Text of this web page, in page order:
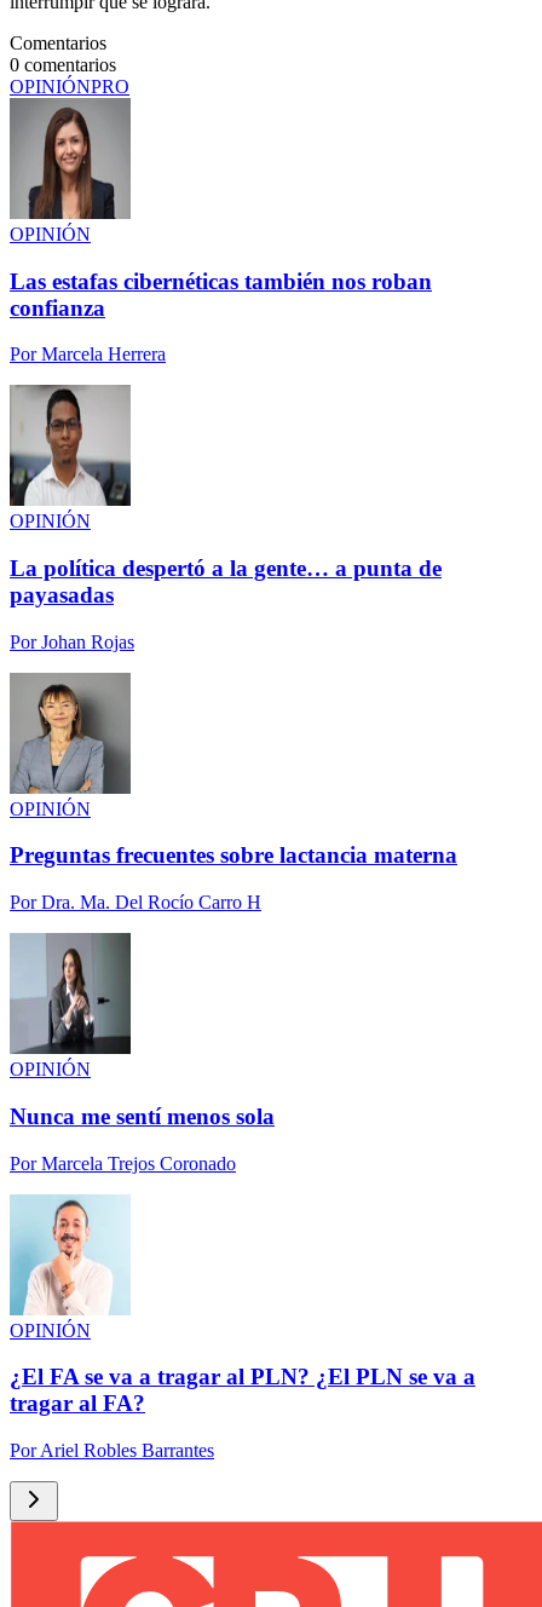
Comentarios
0 comentarios
OPINIÓNPRO
OPINIÓN
Las estafas cibernéticas también nos roban
confianza
PorMarcela Herrera
OPINIÓN
La política despertó a la gente… a punta de
payasadas
PorJohan Rojas
OPINIÓN
Preguntas frecuentes sobre lactancia materna
PorDra. Ma. Del Rocío Carro H
OPINIÓN
Nunca me sentí menos sola
PorMarcela Trejos Coronado
OPINIÓN
¿El FA se va a tragar al PLN? ¿El PLN se va a
tragar al FA?
PorAriel Robles Barrantes